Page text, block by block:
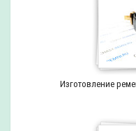
Изготовление